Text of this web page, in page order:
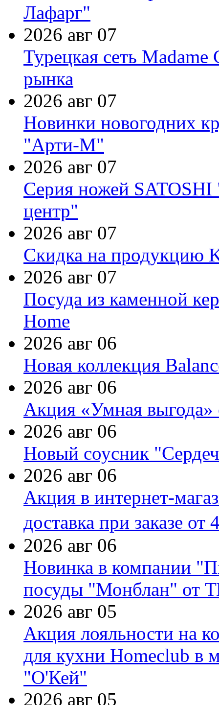
Лафарг"
2026 авг 07
Турецкая сеть Madame
рынка
2026 авг 07
Новинки новогодних
"Арти-М"
2026 авг 07
Серия ножей
центр"
2026 авг 07
Скидка на продукцию
2026 авг 07
Посуда из каменной
Home
2026 авг 06
Новая коллекция
2026 авг 06
Акция «Умная выгода»
2026 авг 06
Новый соусник
2026 авг 06
Акция в интернет-
доставка при заказе от
2026 авг 06
Новинка в компании
посуды "Монблан" от
2026 авг 05
Акция лояльности на
для кухни Homeclub в
"О'Кей"
2026 авг 05